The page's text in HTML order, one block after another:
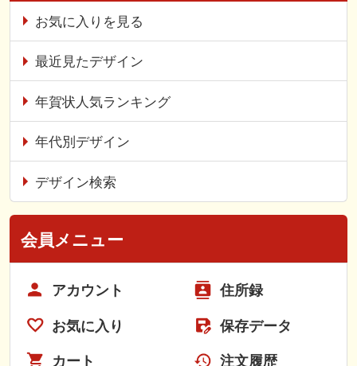
お気に入りを見る
最近見たデザイン
年賀状人気ランキング
年代別デザイン
デザイン検索
会員メニュー
アカウント 住所録
お気に入り 保存データ
カート 注文履歴